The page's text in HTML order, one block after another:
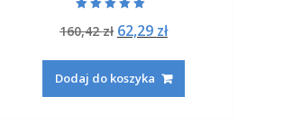
5.00
na 5
160,42zł Pierwotna
wynosiła:
160,42 zł.
62,29 złAktualna
62,29 zł.
Dodaj do koszyka